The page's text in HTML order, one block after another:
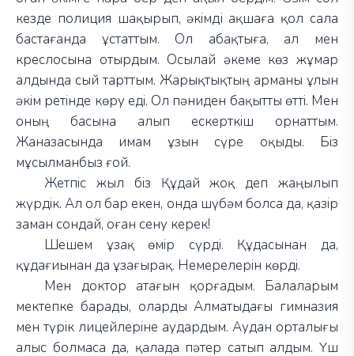
кезде полиция шақырып, әкімді ақшаға қол сала
бастағанда ұстаттым. Ол абақтыға, ал мен
креслосына отырдым. Осылай әкеме көз жұмар
алдында сый тарттым. Жарықтықтың арманы ұлын
әкім ретінде көру еді. Ол пәниден бақытты өтті. Мен
оның басына алып ескерткіш орнаттым.
Жаназасында имам ұзын сүре оқыды. Біз
мұсылманбыз ғой.
Жетпіс жыл біз Құдай жоқ деп жаңылып
жүрдік. Ал ол бар екен, онда шүбәм болса да, қазір
заман сондай, оған сену керек!
Шешем ұзақ өмір сүрді. Құдасынан да,
құдағиынан да ұзағырақ. Немерелерін көрді.
Мен доктор атағын қорғадым. Балаларым
мектепке барады, оларды Алматыдағы гимназия
мен түрік лицейлеріне аудардым. Аудан орталығы
алыс болмаса да, қалада пәтер сатып алдым. Үш